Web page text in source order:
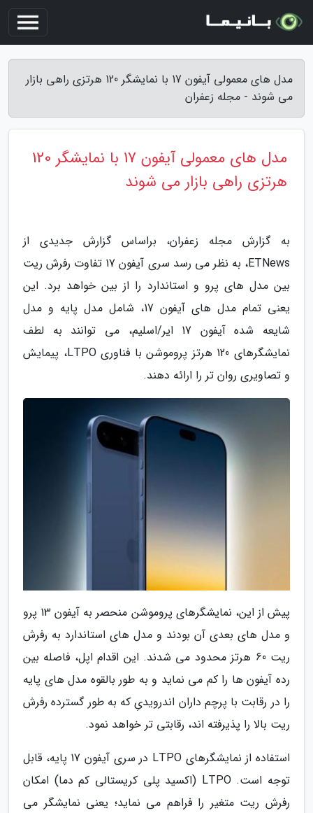
مدل های معمولی آیفون 17 با نمایشگر 120 هرتزی راهی بازار
می شوند - مجله زعفران
مدل های معمولی آیفون 17 با نمایشگر 120
هرتزی راهی بازار می شوند
به گزارش مجله زعفران، براساس گزارش جدیدی از
ETNews، به نظر می رسد سری آیفون 17 تفاوت رفرش ریت
بین مدل های پرو و استاندارد را از بین خواهد برد. این
یعنی تمام مدل های آیفون 17، شامل مدل پایه و مدل
شایعه شده آیفون 17 ایر/اسلیم، می توانند به لطف
نمایشگرهای 120 هرتز پروموشن با فناوری LTPO، پیمایش
و تصاویری روان تر را ارائه دهند.
پیش از این، نمایشگرهای پروموشن منحصر به آیفون 13 پرو
و مدل های بعدی آن بودند و مدل های استاندارد به رفرش
ریت 60 هرتز محدود می شدند. این اقدام اپل، فاصله بین
رده آیفون ها را کم می نماید و به طور بالقوه مدل های پایه
را در رقابت با پرچم داران اندرویدیِ که به طور گسترده رفرش
ریت بالا را پذیرفته اند، رقابتی تر خواهد نمود.
استفاده از نمایشگرهای LTPO در سری آیفون 17 پایه، قابل
توجه است. LTPO (اکسید پلی کریستالی کم دما) امکان
رفرش ریت متغیر را فراهم می نماید؛ یعنی نمایشگر می